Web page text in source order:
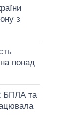
з
понад
БПЛА та